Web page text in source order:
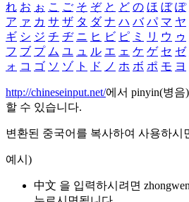
れ お ぉ こ ご そ ぞ と ど の ほ ぼ ぽ
ア ァ カ サ ザ タ ダ ナ ハ バ パ マ ヤ
ギ シ ジ チ ヂ ニ ヒ ビ ピ ミ リ ウ ゥ
フ ブ プ ム ユ ュ ル エ ェ ケ ゲ セ ゼ
ォ コ ゴ ソ ゾ ト ド ノ ホ ボ ポ モ ヨ
http://chineseinput.net/에서 pinyin(병
할 수 있습니다.
변환된 중국어를 복사하여 사용하시
예시)
中文 을 입력하시려면